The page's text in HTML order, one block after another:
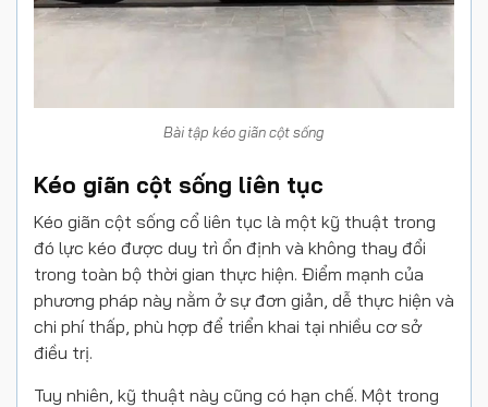
Bài tập kéo giãn cột sống
Kéo giãn cột sống liên tục
Kéo giãn cột sống cổ liên tục là một kỹ thuật trong
đó lực kéo được duy trì ổn định và không thay đổi
trong toàn bộ thời gian thực hiện. Điểm mạnh của
phương pháp này nằm ở sự đơn giản, dễ thực hiện và
chi phí thấp, phù hợp để triển khai tại nhiều cơ sở
điều trị.
Tuy nhiên, kỹ thuật này cũng có hạn chế. Một trong